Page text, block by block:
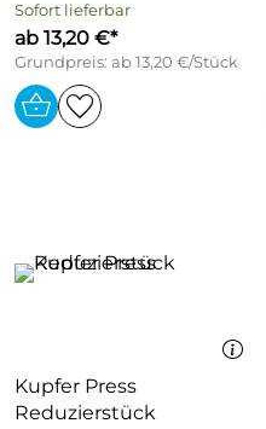
Sofort lieferbar
ab 13,20 €*
Grundpreis: ab 13,20 €/Stück
Kupfer Press
Reduzierstück